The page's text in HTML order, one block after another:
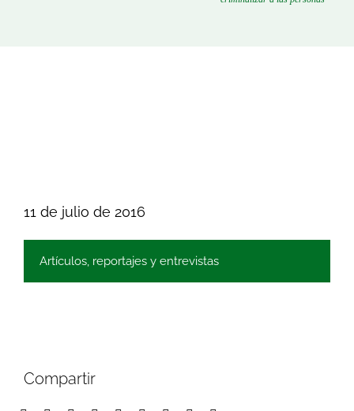
11 de julio de 2016
Artículos, reportajes y entrevistas
Compartir